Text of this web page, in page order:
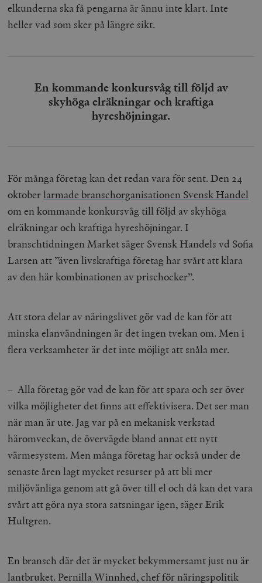
elkunderna ska få pengarna är ännu inte klart. Inte
heller vad som sker på längre sikt.
En kommande konkursvåg till följd av
skyhöga elräkningar och kraftiga
hyreshöjningar.
För många företag kan det redan vara för sent. Den 24
oktoberlarmade branschorganisationen Svensk Handel
om en kommande konkursvåg till följd av skyhöga
elräkningar och kraftiga hyreshöjningar. I
branschtidningen Market säger Svensk Handels vd Sofia
Larsen att ”även livskraftiga företag har svårt att klara
av den här kombinationen av prischocker”.
Att stora delar av näringslivet gör vad de kan för att
minska elanvändningen är det ingen tvekan om. Men i
flera verksamheter är det inte möjligt att snåla mer.
– Alla företag gör vad de kan för att spara och ser över
vilka möjligheter det finns att effektivisera. Det ser man
när man är ute. Jag var på en mekanisk verkstad
häromveckan, de övervägde bland annat ett nytt
värmesystem. Men många företag har också under de
senaste åren lagt mycket resurser på att bli mer
miljövänliga genom att gå över till el och då kan det vara
svårt att göra nya stora satsningar igen, säger Erik
Hultgren.
En bransch där det är mycket bekymmersamt just nu är
lantbruket. Pernilla Winnhed, chef för näringspolitik